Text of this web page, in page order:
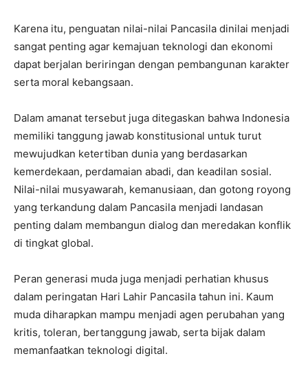
Karena itu, penguatan nilai-nilai Pancasila dinilai menjadi
sangat penting agar kemajuan teknologi dan ekonomi
dapat berjalan beriringan dengan pembangunan karakter
serta moral kebangsaan.
Dalam amanat tersebut juga ditegaskan bahwa Indonesia
memiliki tanggung jawab konstitusional untuk turut
mewujudkan ketertiban dunia yang berdasarkan
kemerdekaan, perdamaian abadi, dan keadilan sosial.
Nilai-nilai musyawarah, kemanusiaan, dan gotong royong
yang terkandung dalam Pancasila menjadi landasan
penting dalam membangun dialog dan meredakan konflik
di tingkat global.
Peran generasi muda juga menjadi perhatian khusus
dalam peringatan Hari Lahir Pancasila tahun ini. Kaum
muda diharapkan mampu menjadi agen perubahan yang
kritis, toleran, bertanggung jawab, serta bijak dalam
memanfaatkan teknologi digital.